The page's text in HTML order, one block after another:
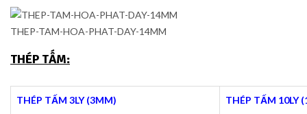
THEP-TAM-HOA-PHAT-DAY-14MM
THÉP TẤM:
THÉP TẤM 3LY (3MM) THÉP TẤM 10LY